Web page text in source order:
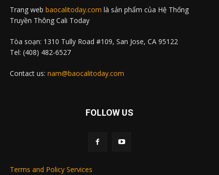
Trang web baocalitoday.com là sản phẩm của Hệ Thống
Truyền Thông Cali Today
Tòa soạn: 1310 Tully Road #109, San Jose, CA 95122
Tel: (408) 482-6527
Contact us: nam@baocalitoday.com
FOLLOW US
Terms and Policy Services